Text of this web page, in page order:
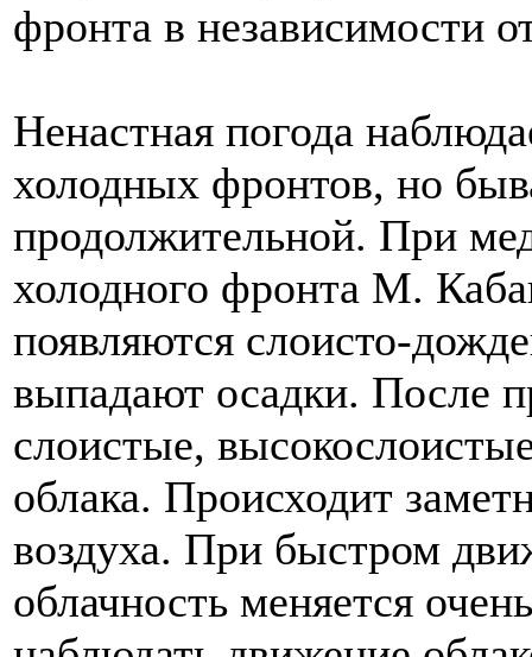
фронта в независимости
Ненастная погода
холодных фронтов, но
продолжительной. При
холодного фронта М.
появляются слоисто-
выпадают осадки. После
слоистые,
облака. Происходит
воздуха. При быстром
облачность меняется